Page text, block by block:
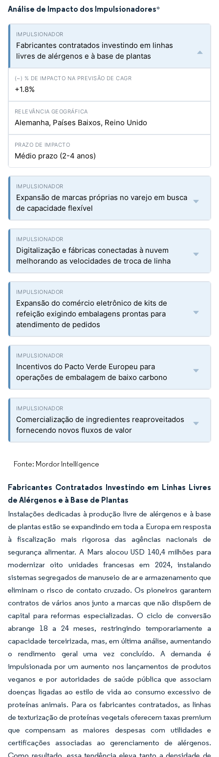
Análise de Impacto dos Impulsionadores*
Fabricantes contratados investindo em linhas
livres de alérgenos e à base de plantas
+1.8%
Alemanha, Países Baixos, Reino Unido
Médio prazo (2-4 anos)
Expansão de marcas próprias no varejo em busca
de capacidade flexível
Digitalização e fábricas conectadas à nuvem
melhorando as velocidades de troca de linha
Expansão do comércio eletrônico de kits de
refeição exigindo embalagens prontas para
atendimento de pedidos
Incentivos do Pacto Verde Europeu para
operações de embalagem de baixo carbono
Comercialização de ingredientes reaproveitados
fornecendo novos fluxos de valor
Fonte: Mordor Intelligence
Fabricantes Contratados Investindo em Linhas Livres
de Alérgenos e à Base de Plantas
Instalações dedicadas à produção livre de alérgenos e à base
de plantas estão se expandindo em toda a Europa em resposta
à fiscalização mais rigorosa das agências nacionais de
segurança alimentar. A Mars alocou USD 140,4 milhões para
modernizar oito unidades francesas em 2024, instalando
sistemas segregados de manuseio de ar e armazenamento que
eliminam o risco de contato cruzado. Os pioneiros garantem
contratos de vários anos junto a marcas que não dispõem de
capital para reformas especializadas. O ciclo de conversão
abrange 18 a 24 meses, restringindo temporariamente a
capacidade terceirizada, mas, em última análise, aumentando
o rendimento geral uma vez concluído. A demanda é
impulsionada por um aumento nos lançamentos de produtos
veganos e por autoridades de saúde pública que associam
doenças ligadas ao estilo de vida ao consumo excessivo de
proteínas animais. Para os fabricantes contratados, as linhas
de texturização de proteínas vegetais oferecem taxas premium
que compensam as maiores despesas com utilidades e
certificações associadas ao gerenciamento de alérgenos.